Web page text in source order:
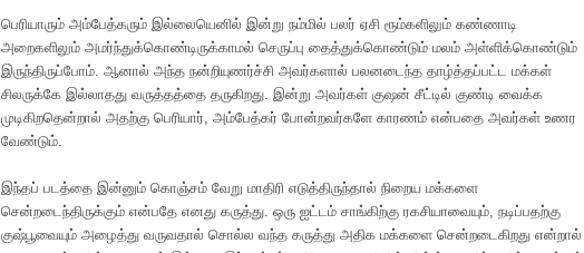
பெரியாரும் அம்பேத்கரும் இல்லையெனில் இன்று நம்மில் பலர் ஏசி ரூம்களிலும் கண்ணாடி
அறைகளிலும் அமர்ந்துக்கொண்டிருக்காமல் செருப்பு தைத்துக்கொண்டும் மலம் அள்ளிக்கொண்டும்
இருந்திருப்போம். ஆனால் அந்த நன்றியுணர்ச்சி அவர்களால் பலனடைந்த தாழ்த்தப்பட்ட மக்கள்
சிலருக்கே இல்லாதது வருத்தத்தை தருகிறது. இன்று அவர்கள் குஷன் சீட்டில் குண்டி வைக்க
முடிகிறதென்றால் அதற்கு பெரியார், அம்பேத்கர் போன்றவர்களே காரணம் என்பதை அவர்கள் உணர
வேண்டும்.
இந்தப் படத்தை இன்னும் கொஞ்சம் வேறு மாதிரி எடுத்திருந்தால் நிறைய மக்களை
சென்றடைந்திருக்கும் என்பதே எனது கருத்து. ஒரு ஐட்டம் சாங்கிற்கு ரகசியாவையும், நடிப்பதற்கு
குஷ்பூவையும் அழைத்து வருவதால் சொல்ல வந்த கருத்து அதிக மக்களை சென்றடைகிறது என்றால்